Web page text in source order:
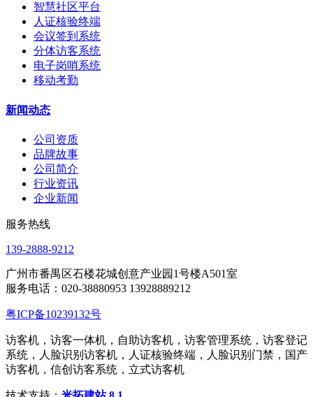
智慧社区平台
人证核验终端
会议签到系统
分体访客系统
电子岗哨系统
移动考勤
新闻动态
公司资质
品牌故事
公司简介
行业资讯
企业新闻
服务热线
139-2888-9212
广州市番禺区石楼花城创意产业园1号楼A501室
服务电话：020-38880953 13928889212
粤ICP备10239132号
访客机，访客一体机，自助访客机，访客管理系统，访客登记
系统，人脸识别访客机，人证核验终端，人脸识别门禁，国产
访客机，信创访客系统，立式访客机